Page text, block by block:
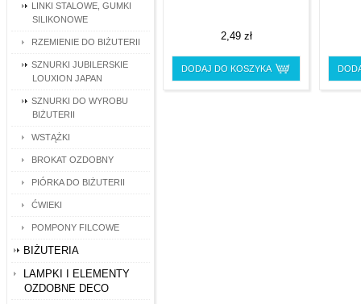
LINKI STALOWE, GUMKI
SILIKONOWE
RZEMIENIE DO BIŻUTERII
SZNURKI JUBILERSKIE
LOUXION JAPAN
SZNURKI DO WYROBU
BIŻUTERII
WSTĄŻKI
BROKAT OZDOBNY
PIÓRKA DO BIŻUTERII
ĆWIEKI
POMPONY FILCOWE
BIŻUTERIA
LAMPKI I ELEMENTY
OZDOBNE DECO
2,49 zł
DODAJ DO KOSZYKA